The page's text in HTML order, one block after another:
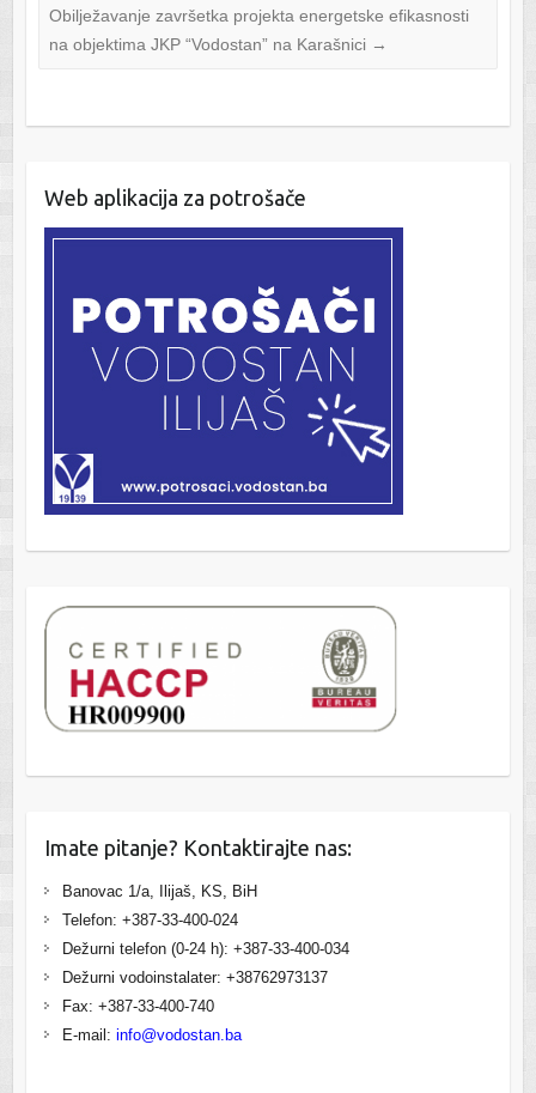
Obilježavanje završetka projekta energetske efikasnosti
na objektima JKP “Vodostan” na Karašnici →
Web aplikacija za potrošače
Imate pitanje? Kontaktirajte nas:
Banovac 1/a, Ilijaš, KS, BiH
Telefon: +387-33-400-024
Dežurni telefon (0-24 h): +387-33-400-034
Dežurni vodoinstalater: +38762973137
Fax: +387-33-400-740
E-mail: info@vodostan.ba